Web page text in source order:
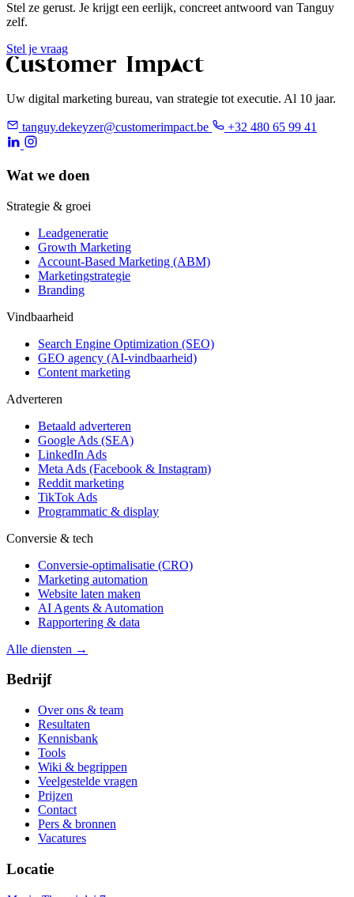
Stel ze gerust. Je krijgt een eerlijk, concreet antwoord van Tanguy
zelf.
Stel je vraag
Uw digital marketing bureau, van strategie tot executie. Al 10 jaar.
tanguy.dekeyzer@customerimpact.be +32 480 65 99 41
Wat we doen
Strategie & groei
Leadgeneratie
Growth Marketing
Account-Based Marketing (ABM)
Marketingstrategie
Branding
Vindbaarheid
Search Engine Optimization (SEO)
GEO agency (AI-vindbaarheid)
Content marketing
Adverteren
Betaald adverteren
Google Ads (SEA)
LinkedIn Ads
Meta Ads (Facebook & Instagram)
Reddit marketing
TikTok Ads
Programmatic & display
Conversie & tech
Conversie-optimalisatie (CRO)
Marketing automation
Website laten maken
AI Agents & Automation
Rapportering & data
Alle diensten →
Bedrijf
Over ons & team
Resultaten
Kennisbank
Tools
Wiki & begrippen
Veelgestelde vragen
Prijzen
Contact
Pers & bronnen
Vacatures
Locatie